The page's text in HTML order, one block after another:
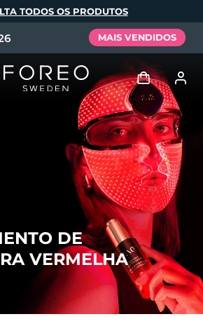
DE
VERMELHA
TODOS OS PRODUTOS
MAIS VENDIDOS
Entrar
Perfil de usuário
Meus aparelhos
Meus pedidos
Meus endereços
As minhas subscrições
Tech Elixir
Set
Español
Português
Русский
体中文 繁體中文